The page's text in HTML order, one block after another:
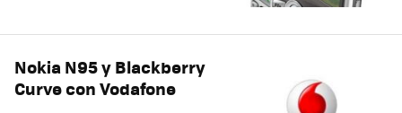
Nokia N95 y Blackberry
Curve con Vodafone